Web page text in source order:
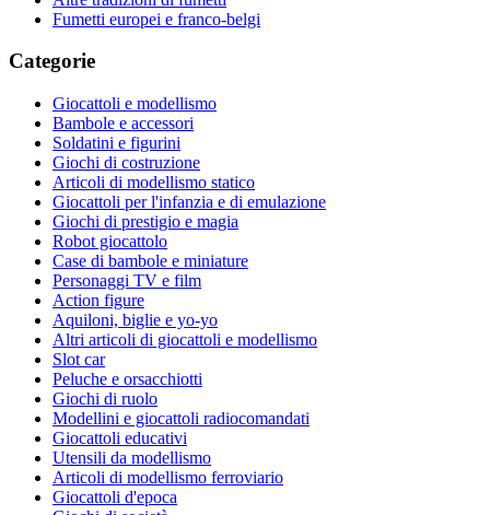
Fumetti europei e franco-belgi
Categorie
Giocattoli e modellismo
Bambole e accessori
Soldatini e figurini
Giochi di costruzione
Articoli di modellismo statico
Giocattoli per l'infanzia e di emulazione
Giochi di prestigio e magia
Robot giocattolo
Case di bambole e miniature
Personaggi TV e film
Action figure
Aquiloni, biglie e yo-yo
Altri articoli di giocattoli e modellismo
Slot car
Peluche e orsacchiotti
Giochi di ruolo
Modellini e giocattoli radiocomandati
Giocattoli educativi
Utensili da modellismo
Articoli di modellismo ferroviario
Giocattoli d'epoca